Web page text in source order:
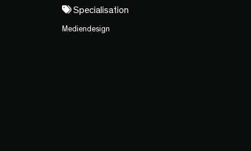
Specialisation
Mediendesign